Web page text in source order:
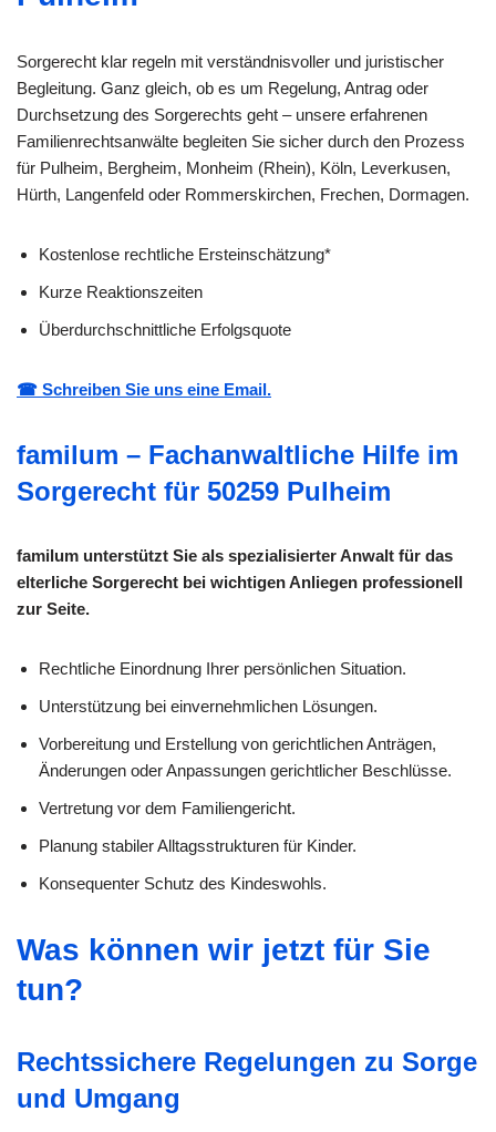
Sorgerecht klar regeln mit verständnisvoller und juristischer
Begleitung. Ganz gleich, ob es um Regelung, Antrag oder
Durchsetzung des Sorgerechts geht – unsere erfahrenen
Familienrechtsanwälte begleiten Sie sicher durch den Prozess
für Pulheim, Bergheim, Monheim (Rhein), Köln, Leverkusen,
Hürth, Langenfeld oder Rommerskirchen, Frechen, Dormagen.
Kostenlose rechtliche Ersteinschätzung*
Kurze Reaktionszeiten
Überdurchschnittliche Erfolgsquote
☎ Schreiben Sie uns eine Email.
familum – Fachanwaltliche Hilfe im
Sorgerecht für 50259 Pulheim
familum unterstützt Sie als spezialisierter Anwalt für das
elterliche Sorgerecht bei wichtigen Anliegen professionell
zur Seite.
Rechtliche Einordnung Ihrer persönlichen Situation.
Unterstützung bei einvernehmlichen Lösungen.
Vorbereitung und Erstellung von gerichtlichen Anträgen,
Änderungen oder Anpassungen gerichtlicher Beschlüsse.
Vertretung vor dem Familiengericht.
Planung stabiler Alltagsstrukturen für Kinder.
Konsequenter Schutz des Kindeswohls.
Was können wir jetzt für Sie
tun?
Rechtssichere Regelungen zu Sorge
und Umgang